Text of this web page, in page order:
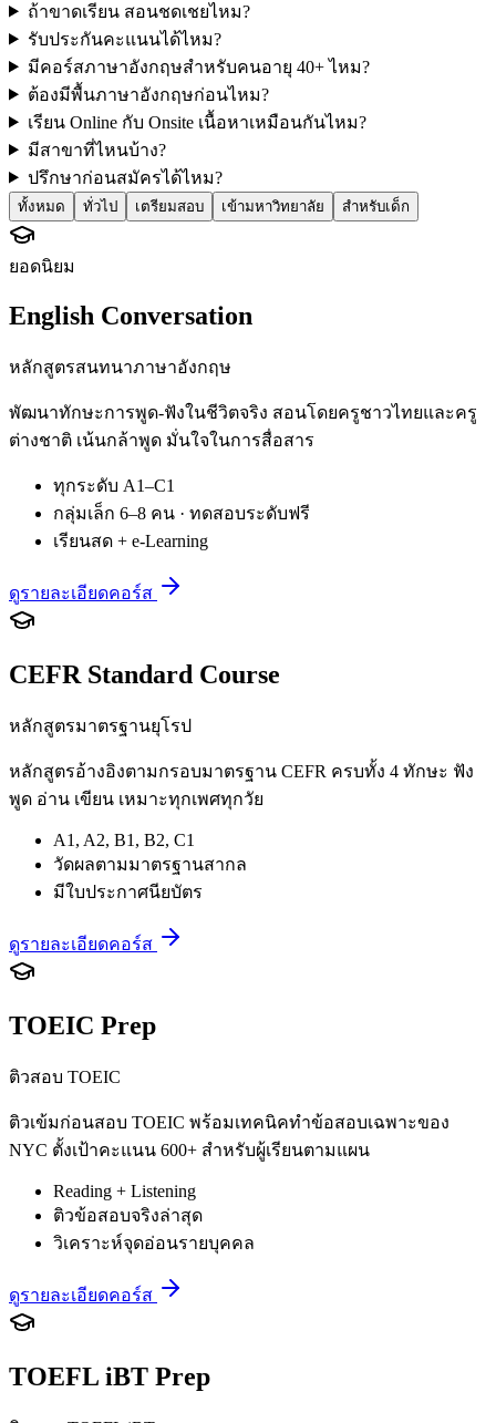
ถ้าขาดเรียน สอนชดเชยไหม?
รับประกันคะแนนได้ไหม?
มีคอร์สภาษาอังกฤษสำหรับคนอายุ 40+ ไหม?
ต้องมีพื้นภาษาอังกฤษก่อนไหม?
เรียน Online กับ Onsite เนื้อหาเหมือนกันไหม?
มีสาขาที่ไหนบ้าง?
ปรึกษาก่อนสมัครได้ไหม?
ทั้งหมด ทั่วไป เตรียมสอบ เข้ามหาวิทยาลัย สำหรับเด็ก
ยอดนิยม
English Conversation
หลักสูตรสนทนาภาษาอังกฤษ
พัฒนาทักษะการพูด-ฟังในชีวิตจริง สอนโดยครูชาวไทยและครู
ต่างชาติ เน้นกล้าพูด มั่นใจในการสื่อสาร
ทุกระดับ A1–C1
กลุ่มเล็ก 6–8 คน · ทดสอบระดับฟรี
เรียนสด + e-Learning
ดูรายละเอียดคอร์ส
CEFR Standard Course
หลักสูตรมาตรฐานยุโรป
หลักสูตรอ้างอิงตามกรอบมาตรฐาน CEFR ครบทั้ง 4 ทักษะ ฟัง
พูด อ่าน เขียน เหมาะทุกเพศทุกวัย
A1, A2, B1, B2, C1
วัดผลตามมาตรฐานสากล
มีใบประกาศนียบัตร
ดูรายละเอียดคอร์ส
TOEIC Prep
ติวสอบ TOEIC
ติวเข้มก่อนสอบ TOEIC พร้อมเทคนิคทำข้อสอบเฉพาะของ
NYC ตั้งเป้าคะแนน 600+ สำหรับผู้เรียนตามแผน
Reading + Listening
ติวข้อสอบจริงล่าสุด
วิเคราะห์จุดอ่อนรายบุคคล
ดูรายละเอียดคอร์ส
TOEFL iBT Prep